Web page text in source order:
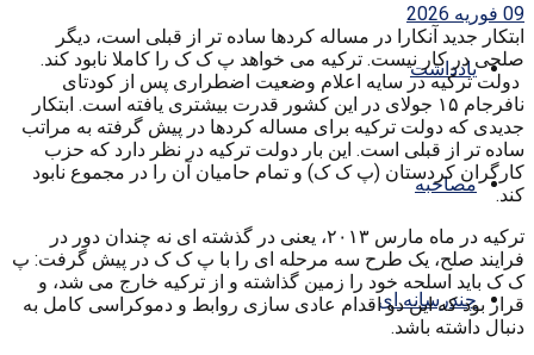
یادداشت
مصاحبه
چندرسانه ای
09 فوریه 2026
ابتکار جدید آنکارا در مساله کردها ساده تر از قبلی است، دیگر
صلحی در کار نیست. ترکیه می خواهد پ ک ک را کاملا نابود کند.
دولت ترکیه در سایه اعلام وضعیت اضطراری پس از کودتای
نافرجام ۱۵ جولای در این کشور قدرت بیشتری یافته است. ابتکار
جدیدی که دولت ترکیه برای مساله کردها در پیش گرفته به مراتب
ساده تر از قبلی است. این بار دولت ترکیه در نظر دارد که حزب
کارگران کردستان (پ ک ک) و تمام حامیان آن را در مجموع نابود
کند.
ترکیه در ماه مارس ۲۰۱۳، یعنی در گذشته ای نه چندان دور در
فرایند صلح، یک طرح سه مرحله ای را با پ ک ک در پیش گرفت: پ
ک ک باید اسلحه خود را زمین گذاشته و از ترکیه خارج می شد، و
قرار بود که این دو اقدام عادی سازی روابط و دموکراسی کامل به
دنبال داشته باشد.